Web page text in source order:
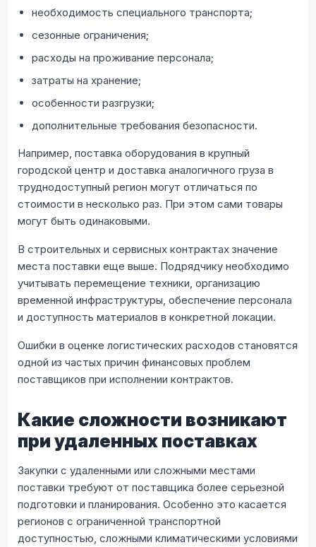
необходимость специального транспорта;
сезонные ограничения;
расходы на проживание персонала;
затраты на хранение;
особенности разгрузки;
дополнительные требования безопасности.
Например, поставка оборудования в крупный
городской центр и доставка аналогичного груза в
труднодоступный регион могут отличаться по
стоимости в несколько раз. При этом сами товары
могут быть одинаковыми.
В строительных и сервисных контрактах значение
места поставки еще выше. Подрядчику необходимо
учитывать перемещение техники, организацию
временной инфраструктуры, обеспечение персонала
и доступность материалов в конкретной локации.
Ошибки в оценке логистических расходов становятся
одной из частых причин финансовых проблем
поставщиков при исполнении контрактов.
Какие сложности возникают
при удаленных поставках
Закупки с удаленными или сложными местами
поставки требуют от поставщика более серьезной
подготовки и планирования. Особенно это касается
регионов с ограниченной транспортной
доступностью, сложными климатическими условиями